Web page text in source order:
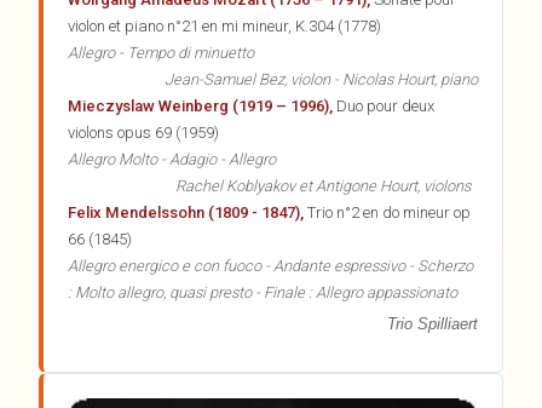
violon et piano n°21 en mi mineur, K.304 (1778)
Allegro - Tempo di minuetto
Jean-Samuel Bez, violon - Nicolas Hourt, piano
Mieczyslaw Weinberg (1919 – 1996), Duo pour deux
violons opus 69 (1959)
Allegro Molto - Adagio - Allegro
Rachel Koblyakov et Antigone Hourt, violons
Felix Mendelssohn (1809 - 1847), Trio n°2 en do mineur op
66 (1845)
Allegro energico e con fuoco - Andante espressivo - Scherzo
: Molto allegro, quasi presto - Finale : Allegro appassionato
Trio Spilliaert